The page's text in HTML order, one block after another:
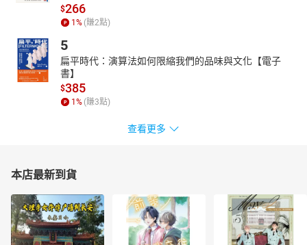
$266
1% (賺2點)
5
扁平時代：演算法如何限縮我們的品味與文化【電子
書】
$385
1% (賺3點)
查看更多
本店最新到貨